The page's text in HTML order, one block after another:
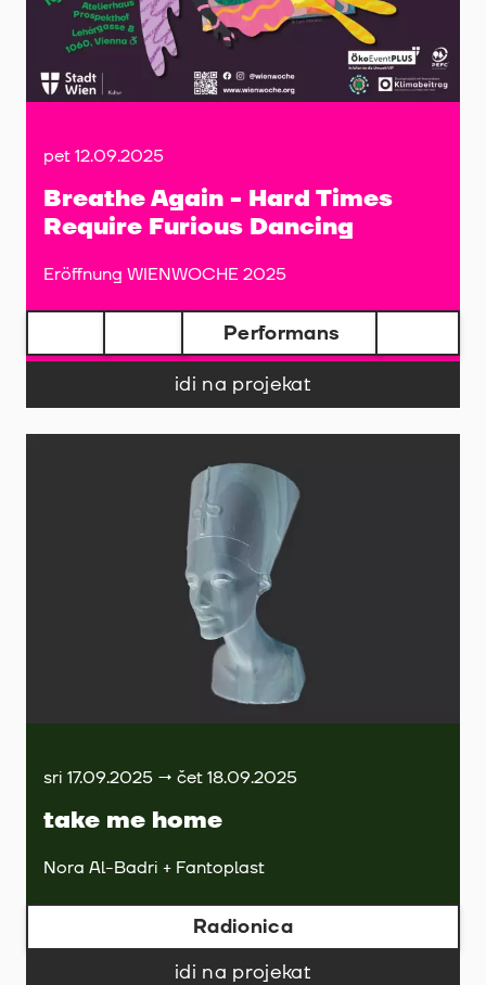
pet 12.09.2025
Breathe Again - Hard Times
Require Furious Dancing
Eröffnung WIENWOCHE 2025
Performans
idi na projekat
sri 17.09.2025 → čet 18.09.2025
take me home
Nora Al-Badri + Fantoplast
Radionica
idi na projekat